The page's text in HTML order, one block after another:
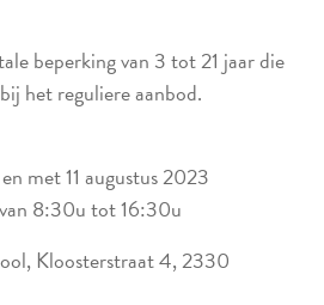
beperking van 3 tot 21 jaar die
het reguliere aanbod.
met 11 augustus 2023
8:30u tot 16:30u
Kloosterstraat 4, 2330